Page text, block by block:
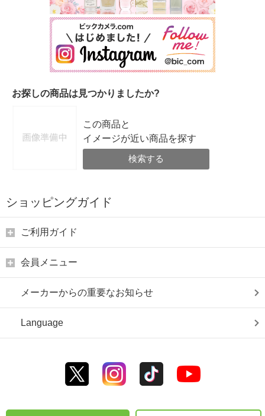
お探しの商品は見つかりましたか?
この商品と
イメージが近い商品を探す
検索する
ショッピングガイド
ご利用ガイド
会員メニュー
メーカーからの重要なお知らせ
Language